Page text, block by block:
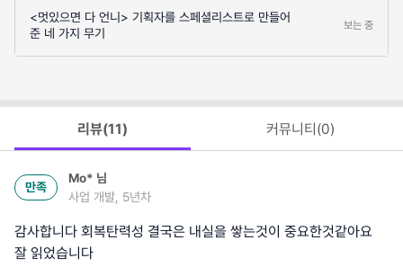
<멋있으면 다 언니> 기획자를 스페셜리스트로 만들어
준 네 가지 무기
보는 중
리뷰(11) 커뮤니티(0)
만족
Mo* 님
사업 개발, 5년차
감사합니다 회복탄력성 결국은 내실을 쌓는것이 중요한것같아요
잘 읽었습니다